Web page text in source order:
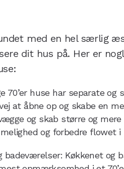
med en hel særlig
dit hus på. Her er
70’er huse har separate
at åbne op og skabe en
og skab større og
og forbedre flowet i
badeværelser: Køkkenet og